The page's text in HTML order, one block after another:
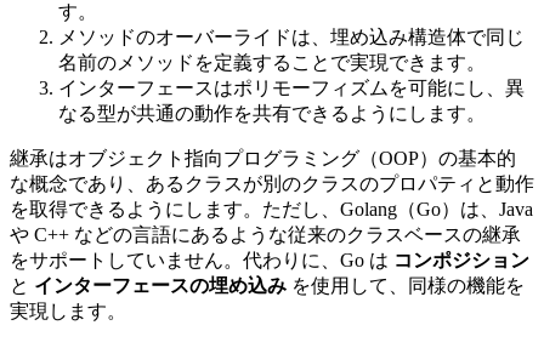
す。
メソッドのオーバーライドは、埋め込み構造体で同じ
名前のメソッドを定義することで実現できます。
インターフェースはポリモーフィズムを可能にし、異
なる型が共通の動作を共有できるようにします。
継承はオブジェクト指向プログラミング（OOP）の基本的
な概念であり、あるクラスが別のクラスのプロパティと動作
を取得できるようにします。ただし、Golang（Go）は、Java
や C++ などの言語にあるような従来のクラスベースの継承
をサポートしていません。代わりに、Go は コンポジション
と インターフェースの埋め込み を使用して、同様の機能を
実現します。